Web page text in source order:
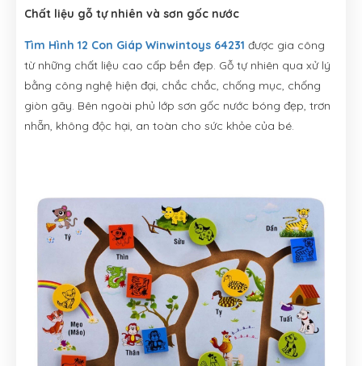
Chất liệu gỗ tự nhiên và sơn gốc nước
Tìm Hình 12 Con Giáp Winwintoys 64231 được gia công
từ những chất liệu cao cấp bền đẹp. Gỗ tự nhiên qua xử lý
bằng công nghệ hiện đại, chắc chắc, chống mục, chống
giòn gãy. Bên ngoài phủ lớp sơn gốc nước bóng đẹp, trơn
nhẵn, không độc hại, an toàn cho sức khỏe của bé.